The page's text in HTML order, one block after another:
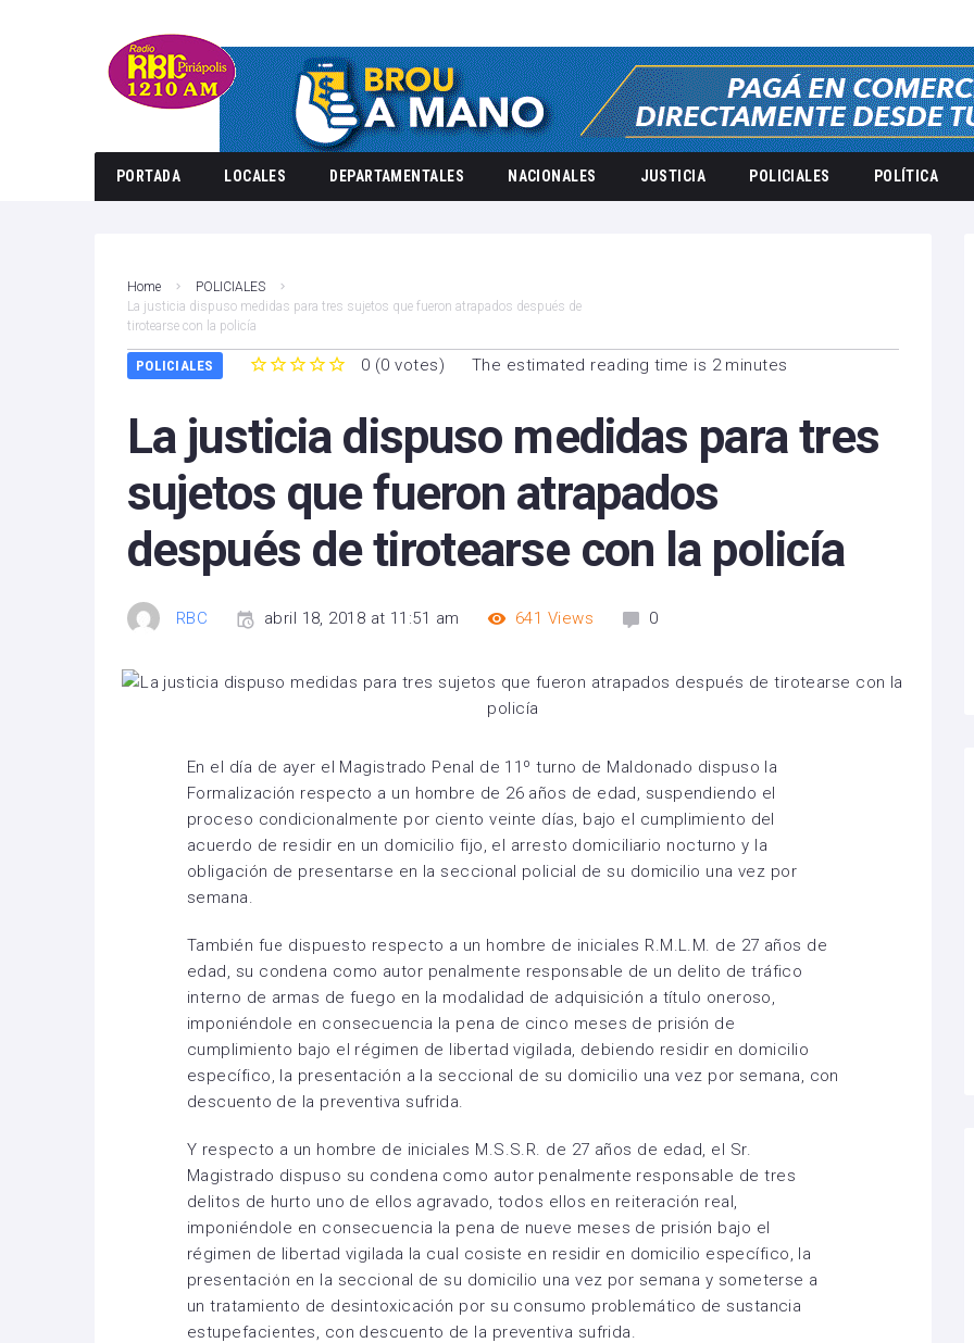
PORTADA LOCALES DEPARTAMENTALES NACIONALES JUSTICIA POLICIALES POLÍTICA
Home
POLICIALES
La justicia dispuso medidas para tres sujetos que fueron atrapados después de
tirotearse con la policía
POLICIALES 0 (0 votes) The estimated reading time is 2 minutes
La justicia dispuso medidas para tres
sujetos que fueron atrapados
después de tirotearse con la policía
RBC abril 18, 2018 at 11:51 am 641 Views 0
En el día de ayer el Magistrado Penal de 11º turno de Maldonado dispuso la
Formalización respecto a un hombre de 26 años de edad, suspendiendo el
proceso condicionalmente por ciento veinte días, bajo el cumplimiento del
acuerdo de residir en un domicilio fijo, el arresto domiciliario nocturno y la
obligación de presentarse en la seccional policial de su domicilio una vez por
semana.
También fue dispuesto respecto a un hombre de iniciales R.M.L.M. de 27 años de
edad, su condena como autor penalmente responsable de un delito de tráfico
interno de armas de fuego en la modalidad de adquisición a título oneroso,
imponiéndole en consecuencia la pena de cinco meses de prisión de
cumplimiento bajo el régimen de libertad vigilada, debiendo residir en domicilio
específico, la presentación a la seccional de su domicilio una vez por semana, con
descuento de la preventiva sufrida.
Y respecto a un hombre de iniciales M.S.S.R. de 27 años de edad, el Sr.
Magistrado dispuso su condena como autor penalmente responsable de tres
delitos de hurto uno de ellos agravado, todos ellos en reiteración real,
imponiéndole en consecuencia la pena de nueve meses de prisión bajo el
régimen de libertad vigilada la cual cosiste en residir en domicilio específico, la
presentación en la seccional de su domicilio una vez por semana y someterse a
un tratamiento de desintoxicación por su consumo problemático de sustancia
estupefacientes, con descuento de la preventiva sufrida.